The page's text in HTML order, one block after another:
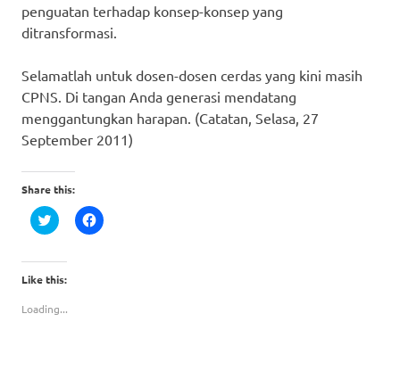
penguatan terhadap konsep-konsep yang
ditransformasi.
Selamatlah untuk dosen-dosen cerdas yang kini masih
CPNS. Di tangan Anda generasi mendatang
menggantungkan harapan. (Catatan, Selasa, 27
September 2011)
Share this:
Click
to
Twitter
(Opens
in
window)
Click
to
Like this:
Loading...